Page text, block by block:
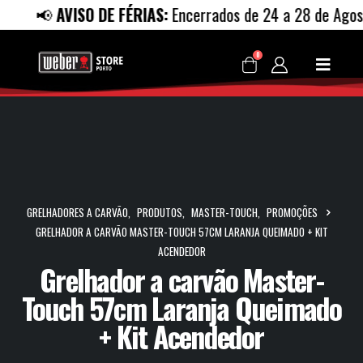
📢AVISO DE FÉRIAS:Encerrados de 24 a 28 de
0
Grelhador a carvão Master-
Touch 57cm Laranja Queimado
+ Kit Acendedor
GRELHADORES A CARVÃO, PRODUTOS, MASTER-TOUCH, PROMOÇÕES
GRELHADOR A CARVÃO MASTER-TOUCH 57CM LARANJA QUEIMADO + KIT
ACENDEDOR